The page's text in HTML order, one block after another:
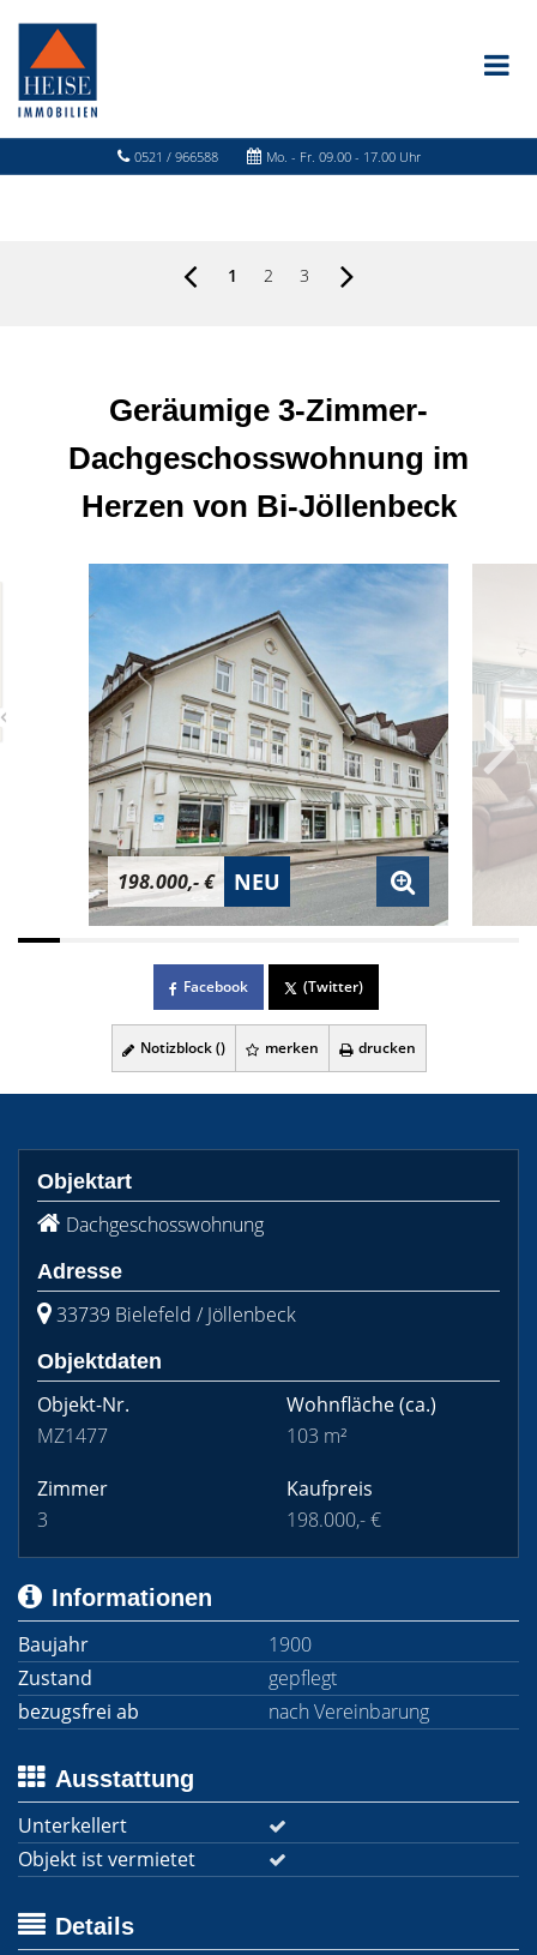
0521 / 966588 Mo. - Fr. 09.00 - 17.00 Uhr
1 2 3
Geräumige 3-Zimmer-
Dachgeschosswohnung im
Herzen von Bi-Jöllenbeck
198.000,- € NEU
Facebook (Twitter)
Notizblock () merken drucken
Objektart
Dachgeschosswohnung
Adresse
33739 Bielefeld / Jöllenbeck
Objektdaten
Objekt-Nr.
MZ1477
Wohnfläche(ca.)
103 m²
Zimmer
3
Kaufpreis
198.000,- €
Informationen
Baujahr
1900
Zustand
gepflegt
bezugsfrei ab
nach Vereinbarung
Ausstattung
Unterkellert
Objekt ist vermietet
Details